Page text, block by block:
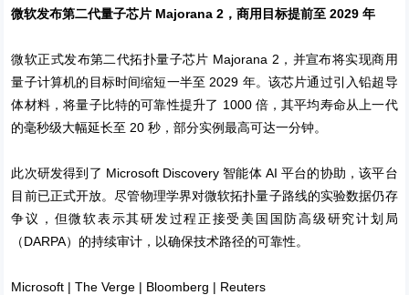
微软发布第二代量子芯片 Majorana 2，商用目标提前至 2029 年
微软正式发布第二代拓扑量子芯片 Majorana 2，并宣布将实现商用
量子计算机的目标时间缩短一半至 2029 年。该芯片通过引入铅超导
体材料，将量子比特的可靠性提升了 1000 倍，其平均寿命从上一代
的毫秒级大幅延长至 20 秒，部分实例最高可达一分钟。
此次研发得到了 Microsoft Discovery 智能体 AI 平台的协助，该平台
目前已正式开放。尽管物理学界对微软拓扑量子路线的实验数据仍存
争议，但微软表示其研发过程正接受美国国防高级研究计划局
（DARPA）的持续审计，以确保技术路径的可靠性。
Microsoft |The Verge | Bloomberg | Reuters